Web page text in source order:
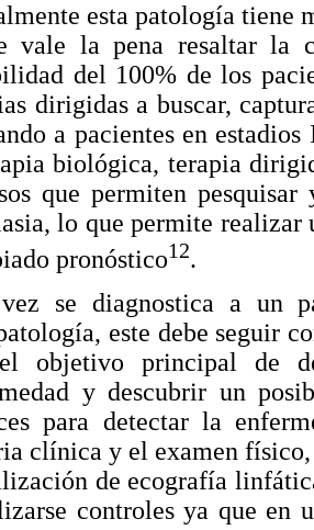
esta patología tiene
vale la pena resaltar la
del 100% de los
dirigidas a buscar,
a pacientes en
biológica, terapia
que permiten
lo que permite
pronóstico12.
se diagnostica a un
este debe seguir
objetivo principal de
y descubrir un
para detectar la
clínica y el examen físico,
de ecografía
controles ya que en